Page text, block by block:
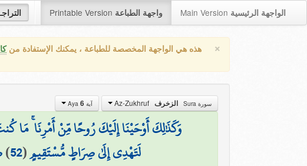
Printable Version واجهة الطباعة Main Version الواجهة الرئيسية
× هذه هي الواجهة المخصصة للطباعة ، يمكنك الإستفادة من
سورة Sura الزخرف آية Aya 6
وَكَذَٰلِكَ أَوْحَيْنَا إِلَيْكَ رُوحًا مِّنْ أَمْرِنَا ۚ مَا
لَتَهْدِي إِلَىٰ صِرَاطٍ مُّسْتَقِيمٍ(
52
)